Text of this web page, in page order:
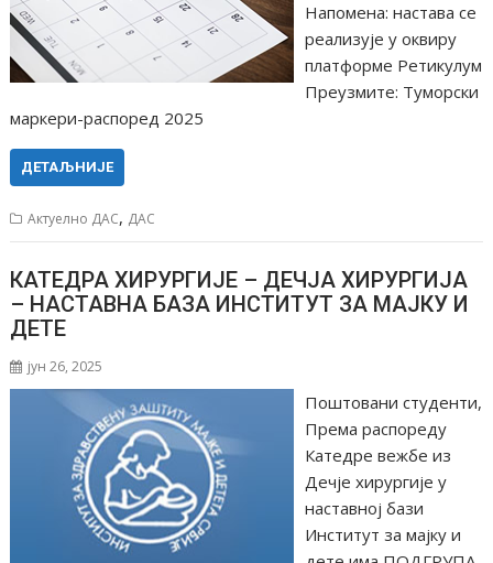
Напомена: настава се
реализује у оквиру
платформе Ретикулум
Преузмите: Туморски
маркери-распоред 2025
ДЕТАЉНИЈЕ
Актуелно ДАС, ДАС
КАТЕДРА ХИРУРГИЈЕ – ДЕЧЈА ХИРУРГИЈА
– НАСТАВНА БАЗА ИНСТИТУТ ЗА МАЈКУ И
ДЕТЕ
јун 26, 2025
Поштовани студенти,
Према распореду
Катедре вежбе из
Дечје хирургије у
наставној бази
Институт за мајку и